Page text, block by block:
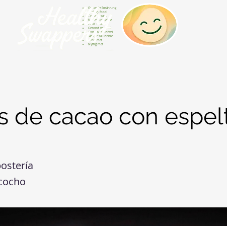
Gesunde Ernährung
Healthy food
Comida sana
Nourriture saine
Cibo sano
Gezond voedsel
Comida saudável
Menjar saludable
Sunn mat
Nyttig mat
de cacao con